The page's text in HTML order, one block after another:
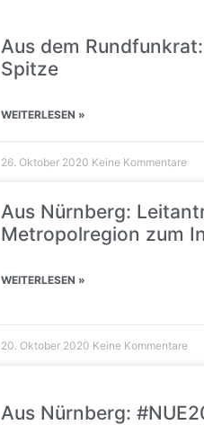
Aus dem
Spitze
WEITERLESEN »
26. Oktober 2020 Keine Kommentare
Aus Nürnberg:
Metropolregion zum
WEITERLESEN »
20. Oktober 2020 Keine Kommentare
Aus Nürnberg: